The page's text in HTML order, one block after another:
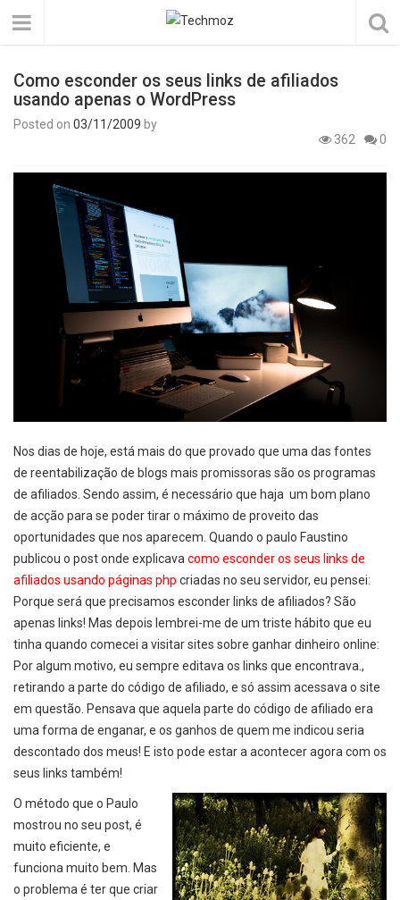
Como esconder os seus links de afiliados
usando apenas o WordPress
Posted on 03/11/2009 by
362
0
Nos dias de hoje, está mais do que provado que uma das fontes
de reentabilização de blogs mais promissoras são os programas
de afiliados. Sendo assim, é necessário que haja um bom plano
de acção para se poder tirar o máximo de proveito das
oportunidades que nos aparecem. Quando o paulo Faustino
publicou o post onde explicava como esconder os seus links de
afiliados usando páginas php criadas no seu servidor, eu pensei:
Porque será que precisamos esconder links de afiliados? São
apenas links! Mas depois lembrei-me de um triste hábito que eu
tinha quando comecei a visitar sites sobre ganhar dinheiro online:
Por algum motivo, eu sempre editava os links que encontrava.,
retirando a parte do código de afiliado, e só assim acessava o site
em questão. Pensava que aquela parte do código de afiliado era
uma forma de enganar, e os ganhos de quem me indicou seria
descontado dos meus! E isto pode estar a acontecer agora com os
seus links também!
O método que o Paulo
mostrou no seu post, é
muito eficiente, e
funciona muito bem. Mas
o problema é ter que criar